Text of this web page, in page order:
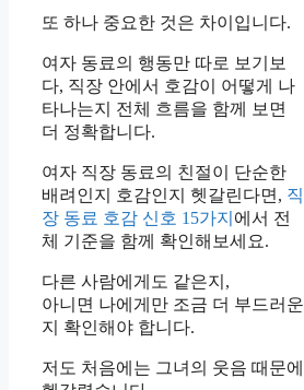
또 하나 중요한 것은 차이입니다.
여자 동료의 행동만 따로 보기보
다, 직장 안에서 호감이 어떻게 나
타나는지 전체 흐름을 함께 보면
더 정확합니다.
여자 직장 동료의 친절이 단순한
배려인지 호감인지 헷갈린다면, 직
장 동료 호감 신호 15가지 에서 전
체 기준을 함께 확인해보세요.
다른 사람에게도 같은지,
아니면 나에게만 조금 더 부드러운
지 확인해야 합니다.
저도 처음에는 그녀의 웃음 때문에